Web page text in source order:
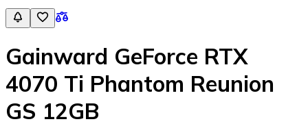
Gainward GeForce RTX
4070 Ti Phantom Reunion
GS 12GB